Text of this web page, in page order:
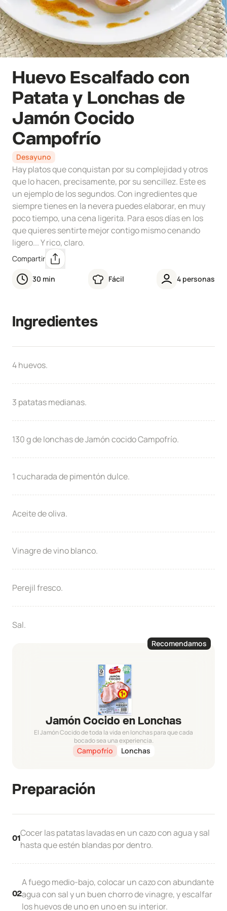
Huevo Escalfado con
Patata y Lonchas de
Jamón Cocido
Campofrío
Desayuno
Hay platos que conquistan por su complejidad y otros
que lo hacen, precisamente, por su sencillez. Este es
un ejemplo de los segundos. Con ingredientes que
siempre tienes en la nevera puedes elaborar, en muy
poco tiempo, una cena ligerita. Para esos días en los
que quieres sentirte mejor contigo mismo cenando
ligero... Y rico, claro.
Compartir
30 min Fácil 4 personas
Ingredientes
4 huevos.
3 patatas medianas.
130 g de lonchas de Jamón cocido Campofrío.
1 cucharada de pimentón dulce.
Aceite de oliva.
Vinagre de vino blanco.
Perejil fresco.
Sal.
Jamón Cocido en Lonchas
El Jamón Cocido de toda la vida en lonchas para que cada
bocado sea una experiencia.
Campofrío Lonchas
Recomendamos
Preparación
01
Cocer las patatas lavadas en un cazo con agua y sal
hasta que estén blandas por dentro.
02
A fuego medio-bajo, colocar un cazo con abundante
agua con sal y un buen chorro de vinagre, y escalfar
los huevos de uno en uno en su interior.